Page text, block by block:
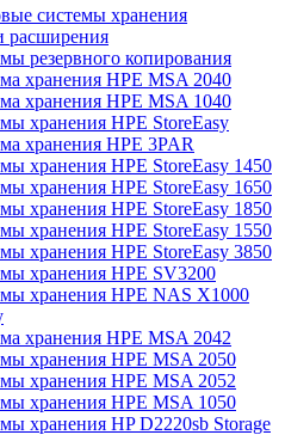
системы хранения
расширения
резервного копирования
хранения HPE MSA 2040
хранения HPE MSA 1040
хранения HPE StoreEasy
хранения HPE 3PAR
хранения HPE StoreEasy 1450
хранения HPE StoreEasy 1650
хранения HPE StoreEasy 1850
хранения HPE StoreEasy 1550
хранения HPE StoreEasy 3850
хранения HPE SV3200
хранения HPE NAS X1000
хранения HPE MSA 2042
хранения HPE MSA 2050
хранения HPE MSA 2052
хранения HPE MSA 1050
хранения HP D2220sb Storage